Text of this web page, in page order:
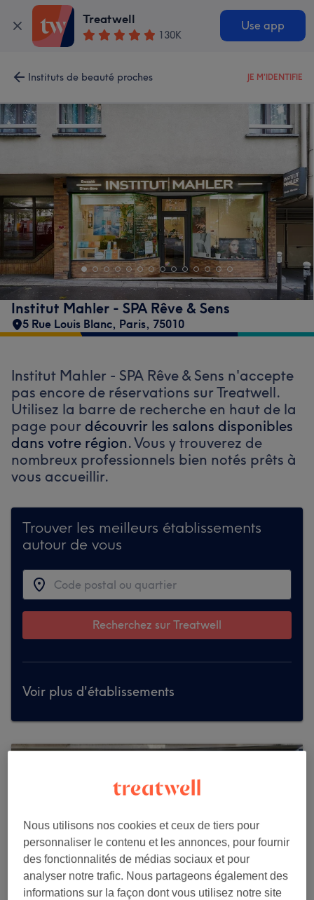
Treatwell
130K
Use app
Instituts de beauté proches JE M'IDENTIFIE
Institut Mahler - SPA Rêve & Sens
5 Rue Louis Blanc, Paris, 75010
Institut Mahler - SPA Rêve & Sens n'accepte
pas encore de réservations sur Treatwell.
Utilisez la barre de recherche en haut de la
page pour découvrir les salons disponibles
dans votre région.Vous y trouverez de
nombreux professionnels bien notés prêts à
vous accueillir.
Trouver les meilleurs établissements
autour de vous
Recherchez sur Treatwell
Voir plus d'établissements
Nous utilisons nos cookies et ceux de tiers pour
personnaliser le contenu et les annonces, pour fournir
des fonctionnalités de médias sociaux et pour
analyser notre trafic. Nous partageons également des
informations sur la façon dont vous utilisez notre site